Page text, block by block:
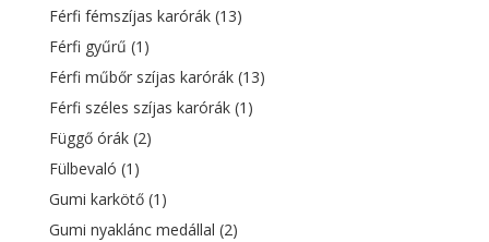
Férfi fémszíjas karórák (13)
Férfi gyűrű (1)
Férfi műbőr szíjas karórák (13)
Férfi széles szíjas karórák (1)
Függő órák (2)
Fülbevaló (1)
Gumi karkötő (1)
Gumi nyaklánc medállal (2)